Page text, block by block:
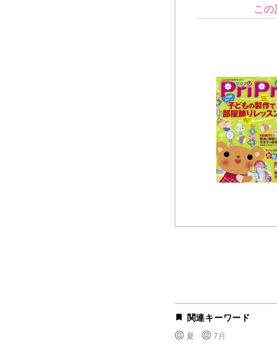
この
関連キーワード
夏 7月